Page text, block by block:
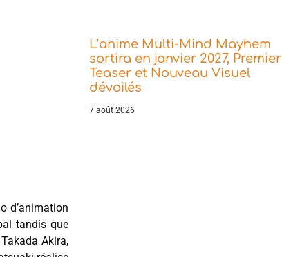
d’animation
tandis que
Akira,
L’anime Multi-Mind Mayhem
sortira en janvier 2027, Premier
Teaser et Nouveau Visuel
dévoilés
7 août 2026